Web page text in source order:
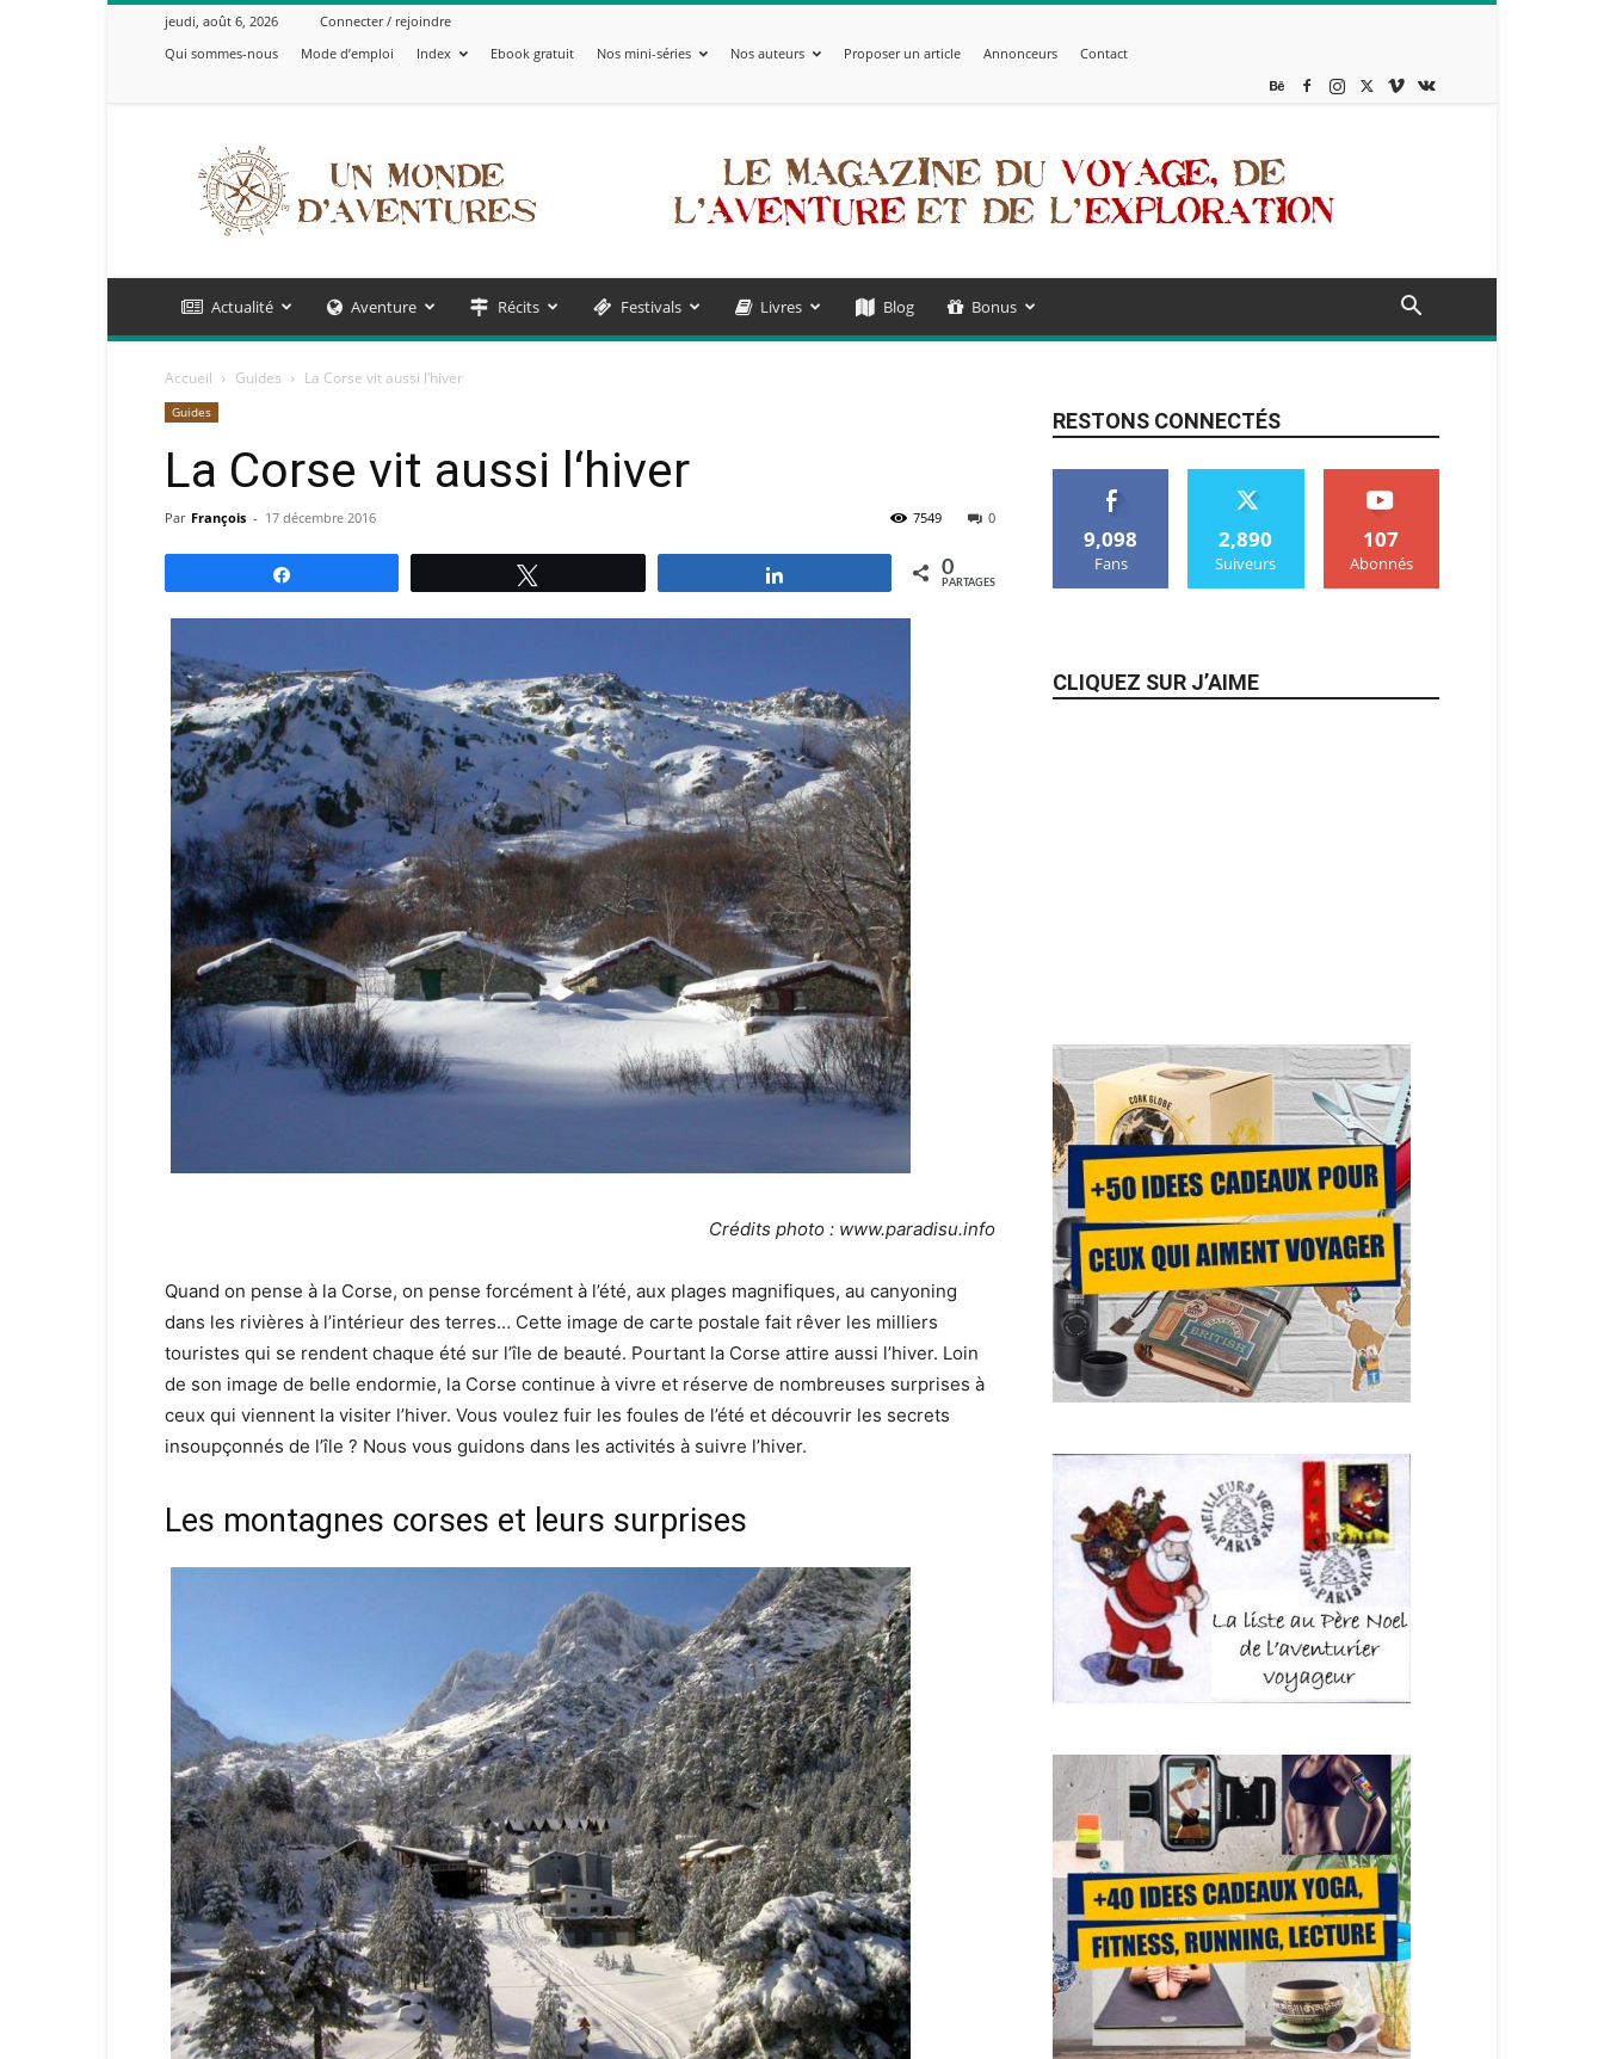
jeudi, août 6, 2026
Connecter / rejoindre
Qui sommes-nous
Mode d’emploi Index Ebook gratuit Nos mini-séries Nos auteurs Proposer un article Annonceurs Contact
Monde
d'Aventures
Actualité Aventure Récits Festivals Livres Blog Bonus
Accueil Guides La Corse vit aussi l‘hiver
Guides
La Corse vit aussi l‘hiver
Par François - 17 décembre 2016 0
7549
0
PARTAGES
Crédits photo : www.paradisu.info
Quand on pense à la Corse, on pense forcément à l’été, aux plages magnifiques, au canyoning
dans les rivières à l’intérieur des terres… Cette image de carte postale fait rêver les milliers
touristes qui se rendent chaque été sur l’île de beauté. Pourtant la Corse attire aussi l’hiver. Loin
de son image de belle endormie, la Corse continue à vivre et réserve de nombreuses surprises à
ceux qui viennent la visiter l’hiver. Vous voulez fuir les foules de l’été et découvrir les secrets
insoupçonnés de l’île ? Nous vous guidons dans les activités à suivre l’hiver.
Les montagnes corses et leurs surprises
RESTONS CONNECTÉS
9,098
Fans
2,890
Suiveurs
107
Abonnés
CLIQUEZ SUR J’AIME